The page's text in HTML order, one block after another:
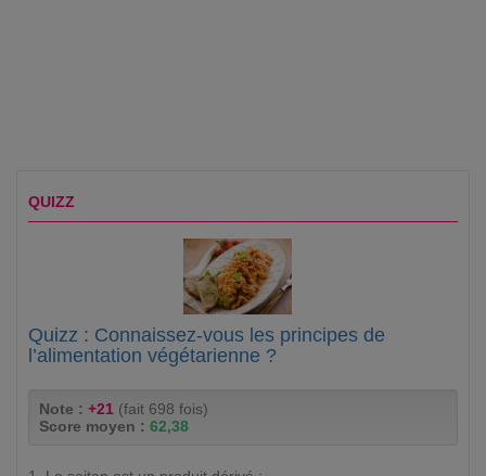
QUIZZ
Quizz : Connaissez-vous les principes de
l’alimentation végétarienne ?
Note : +21 (fait 698 fois)
Score moyen : 62,38